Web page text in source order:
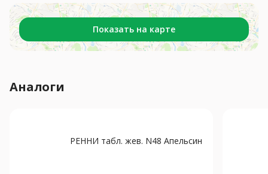
Показать на карте
Аналоги
РЕННИ табл. жев. N48 Апельсин